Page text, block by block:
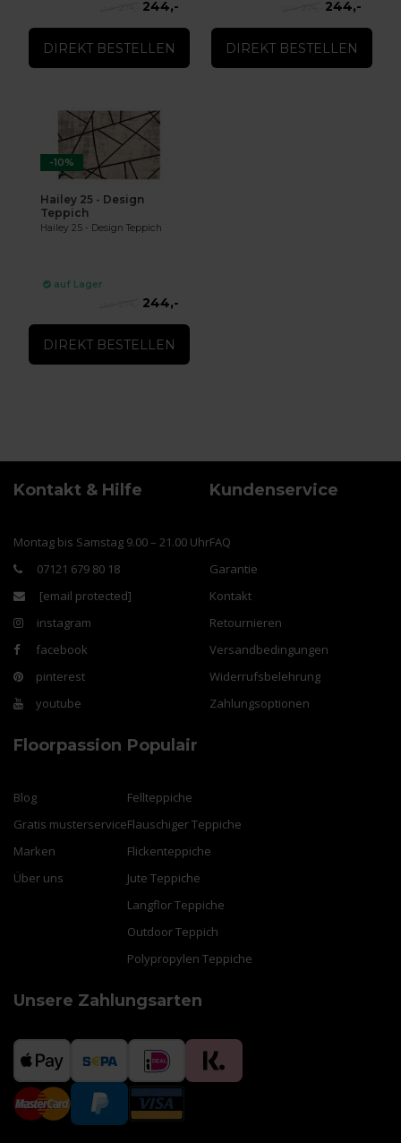
244,-
DIREKT BESTELLEN
244,-
DIREKT BESTELLEN
-10%
Hailey 25 - Design
Teppich
Hailey 25 - Design Teppich
auf Lager
244,-
DIREKT BESTELLEN
Kontakt & Hilfe
Montag bis Samstag 9.00 – 21.00 Uhr
07121 679 80 18
[email protected]
instagram
facebook
pinterest
youtube
Kundenservice
FAQ
Garantie
Kontakt
Retournieren
Versandbedingungen
Widerrufsbelehrung
Zahlungsoptionen
Floorpassion
Blog
Gratis musterservice
Marken
Über uns
Populair
Fellteppiche
Flauschiger Teppiche
Flickenteppiche
Jute Teppiche
Langflor Teppiche
Outdoor Teppich
Polypropylen Teppiche
Unsere Zahlungsarten